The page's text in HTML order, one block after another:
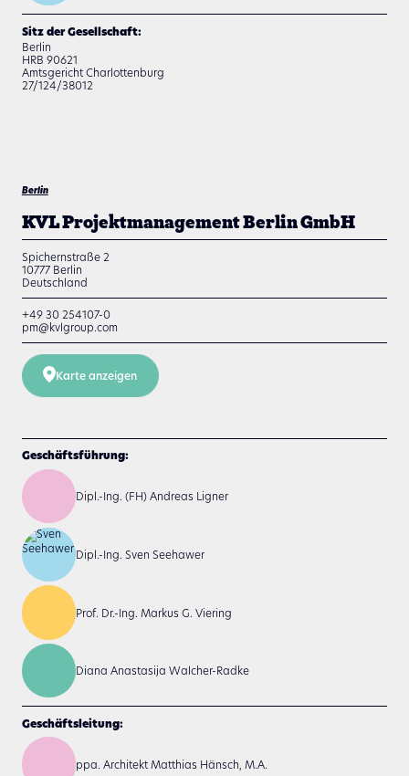
Sitz der Gesellschaft:
Berlin
HRB 90621
Amtsgericht Charlottenburg
27/124/38012
Berlin
KVL Projektmanagement Berlin GmbH
Spichernstraße 2
10777 Berlin
Deutschland
+49 30 254107-0
pm@kvlgroup.com
Karte anzeigen
Geschäftsführung:
Dipl.-Ing. (FH) Andreas Ligner
Dipl.-Ing. Sven Seehawer
Prof. Dr.-Ing. Markus G. Viering
Diana Anastasija Walcher-Radke
Geschäftsleitung:
ppa. Architekt Matthias Hänsch, M.A.